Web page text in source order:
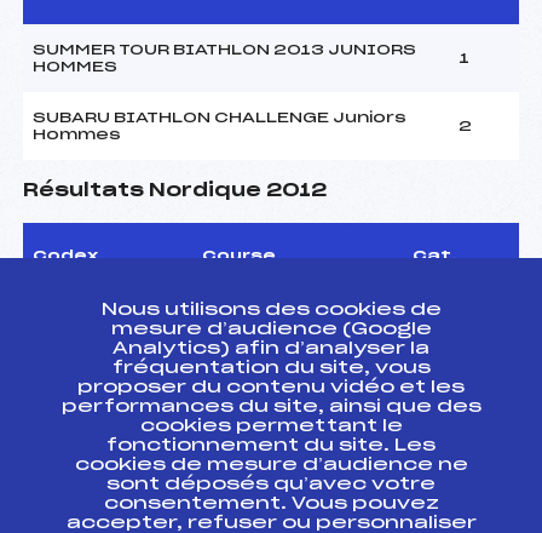
SUMMER TOUR BIATHLON 2013 JUNIORS
HOMMES
1
SUBARU BIATHLON CHALLENGE Juniors
Hommes
2
Résultats Nordique 2012
Codex Course Cat.
SUBARU BIATHLON
SUMMER TOUR
FFS
BNAM0132.FFS
SUBARU BIATHLON
SUMMER TOUR
SPRINT 2
BNAM0142.FFS
SUBARU BIATHLON
SUMMER TOUR
POURSUITE JUN
SEN
FFS
Nous utilisons des cookies de
mesure d’audience (Google
Analytics) afin d’analyser la
fréquentation du site, vous
proposer du contenu vidéo et les
performances du site, ainsi que des
cookies permettant le
fonctionnement du site. Les
cookies de mesure d’audience ne
sont déposés qu’avec votre
consentement. Vous pouvez
accepter, refuser ou personnaliser